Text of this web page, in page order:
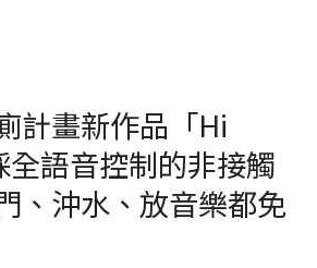
計畫新作品「Hi
語音控制的非接觸
、沖水、放音樂都免